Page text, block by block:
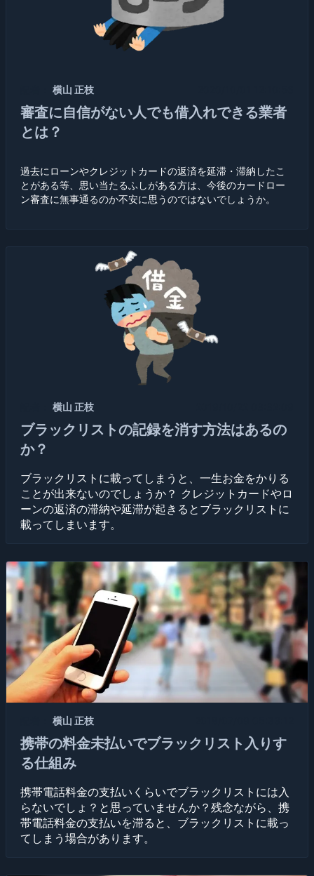
横山 正枝
審査に自信がない人でも借入れできる業者
とは？
過去にローンやクレジットカードの返済を延滞・滞納したこ
とがある等、思い当たるふしがある方は、今後のカードロー
ン審査に無事通るのか不安に思うのではないでしょうか。
横山 正枝
ブラックリストの記録を消す方法はあるの
か？
ブラックリストに載ってしまうと、一生お金をかりる
ことが出来ないのでしょうか？ クレジットカードやロ
ーンの返済の滞納や延滞が起きるとブラックリストに
載ってしまいます。
横山 正枝
携帯の料金未払いでブラックリスト入りす
る仕組み
携帯電話料金の支払いくらいでブラックリストには入
らないでしょ？と思っていませんか？残念ながら、携
帯電話料金の支払いを滞ると、ブラックリストに載っ
てしまう場合があります。